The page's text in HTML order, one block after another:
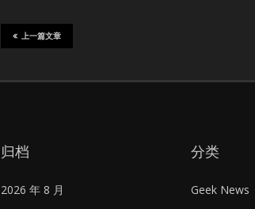
上一篇文章
归档
2026 年 8 月
分类
Geek News